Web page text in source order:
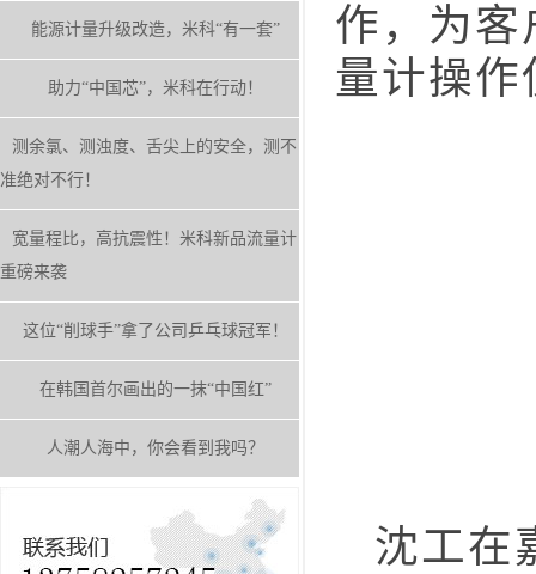
能源计量升级改造，米科“有一套”
助力“中国芯”，米科在行动！
测余氯、测浊度、舌尖上的安全，测不
准绝对不行！
宽量程比，高抗震性！米科新品流量计
重磅来袭
这位“削球手”拿了公司乒乓球冠军！
在韩国首尔画出的一抹“中国红”
人潮人海中，你会看到我吗？
作，为客
量计操
沈工在